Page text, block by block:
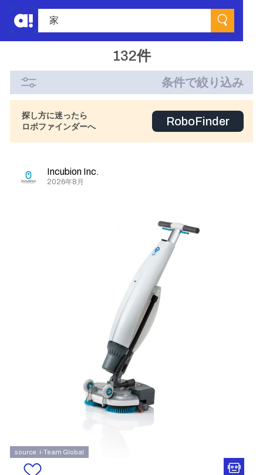
132件
条件で絞り込み
探し方に迷ったら
ロボファインダーへ
RoboFinder
Incubion Inc.
2026年8月
source: i-Team Global